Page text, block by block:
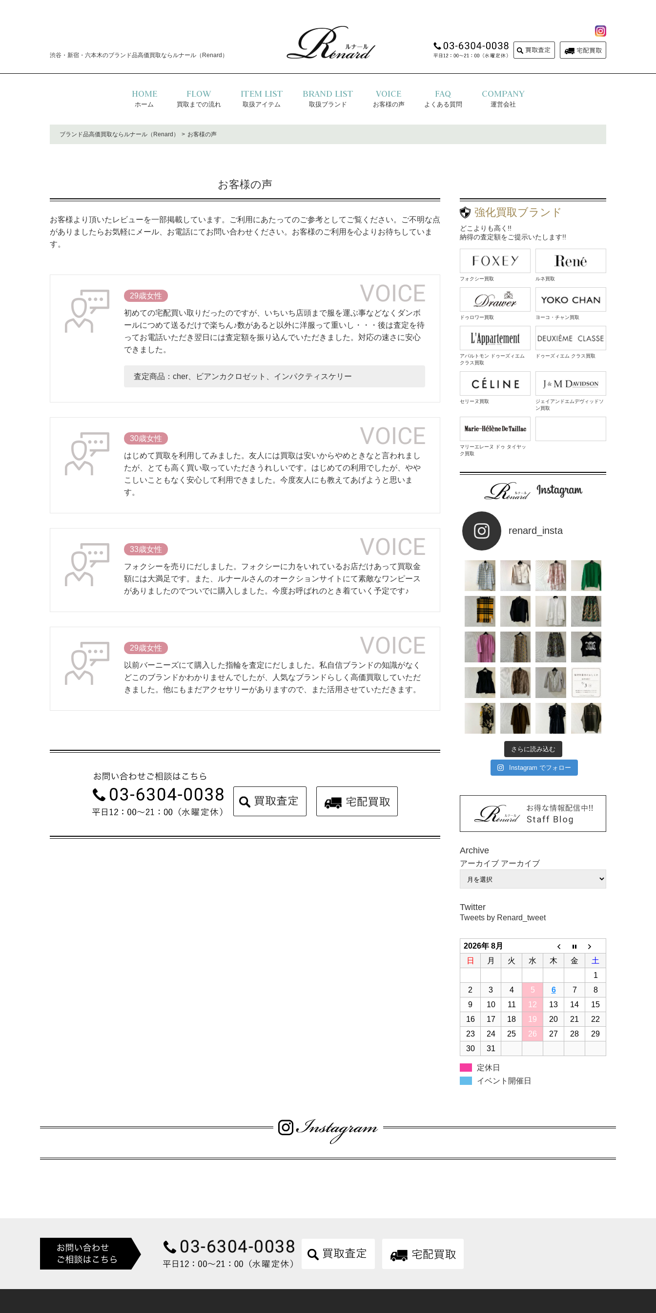
渋谷・新宿・六本木のブランド品高価買取ならルナール（Renard）
HOME
ホーム
FLOW
買取までの流れ
ITEM LIST
取扱アイテム
BRAND LIST
取扱ブランド
VOICE
お客様の声
FAQ
よくある質問
COMPANY
運営会社
ブランド品高価買取ならルナール（Renard） お客様の声
お客様の声
お客様より頂いたレビューを一部掲載しています。ご利用にあたってのご参考としてご覧ください。ご不明な点
がありましたらお気軽にメール、お電話にてお問い合わせください。お客様のご利用を心よりお待ちしていま
す。
29歳女性
初めての宅配買い取りだったのですが、いちいち店頭まで服を運ぶ事などなくダンボ
ールにつめて送るだけで楽ちん♪数があると以外に洋服って重いし・・・後は査定を待
ってお電話いただき翌日には査定額を振り込んでいただきました。対応の速さに安心
できました。
査定商品：cher、ビアンカクロゼット、インパクティスケリー
30歳女性
はじめて買取を利用してみました。友人には買取は安いからやめときなと言われまし
たが、とても高く買い取っていただきうれしいです。はじめての利用でしたが、やや
こしいこともなく安心して利用できました。今度友人にも教えてあげようと思いま
す。
33歳女性
フォクシーを売りにだしました。フォクシーに力をいれているお店だけあって買取金
額には大満足です。また、ルナールさんのオークションサイトにて素敵なワンピース
がありましたのでついでに購入しました。今度お呼ばれのとき着ていく予定です♪
29歳女性
以前バーニーズにて購入した指輪を査定にだしました。私自信ブランドの知識がなく
どこのブランドかわかりませんでしたが、人気なブランドらしく高価買取していただ
きました。他にもまだアクセサリーがありますので、また活用させていただきます。
強化買取ブランド
どこよりも高く!!
納得の査定額をご提示いたします!!
フォクシー買取 ルネ買取
ドゥロワー買取 ヨーコ・チャン買取
アパルトモン ドゥーズィエム
クラス買取
ドゥーズィエム クラス買取
セリーヌ買取
ジェイアンドエムデヴィッドソ
ン買取
マリーエレーヌ ドゥ タイヤッ
ク買取
renard_insta
さらに読み込む
Instagram でフォロー
Archive
アーカイブ アーカイブ
Twitter
Tweets by Renard_tweet
2026年 8月
日
月 火 水 木 金
土
1
2
3 4 5 6 7
8
9
10 11 12 13 14
15
16
17 18 19 20 21
22
23
24 25 26 27 28
29
30
31
定休日
イベント開催日